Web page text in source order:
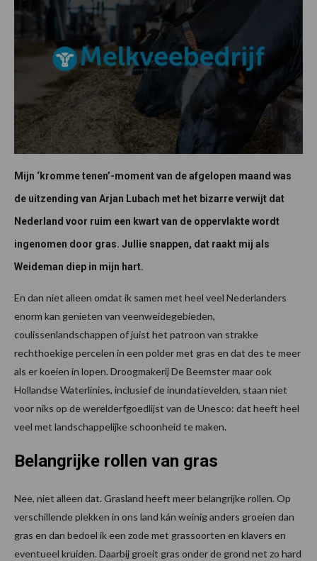
Mijn ‘kromme tenen’-moment van de afgelopen maand was
de uitzending van Arjan Lubach met het bizarre verwijt dat
Nederland voor ruim een kwart van de oppervlakte wordt
ingenomen door gras. Jullie snappen, dat raakt mij als
Weideman diep in mijn hart.
En dan niet alleen omdat ik samen met heel veel Nederlanders
enorm kan genieten van veenweidegebieden,
coulissenlandschappen of juist het patroon van strakke
rechthoekige percelen in een polder met gras en dat des te meer
als er koeien in lopen. Droogmakerij De Beemster maar ook
Hollandse Waterlinies, inclusief de inundatievelden, staan niet
voor niks op de werelderfgoedlijst van de Unesco: dat heeft heel
veel met landschappelijke schoonheid te maken.
Belangrijke rollen van gras
Nee, niet alleen dat. Grasland heeft meer belangrijke rollen. Op
verschillende plekken in ons land kán weinig anders groeien dan
gras en dan bedoel ik een zode met grassoorten en klavers en
eventueel kruiden. Daarbij groeit gras onder de grond net zo hard